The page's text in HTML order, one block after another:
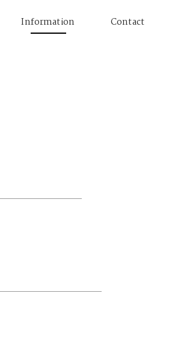
Information Contact